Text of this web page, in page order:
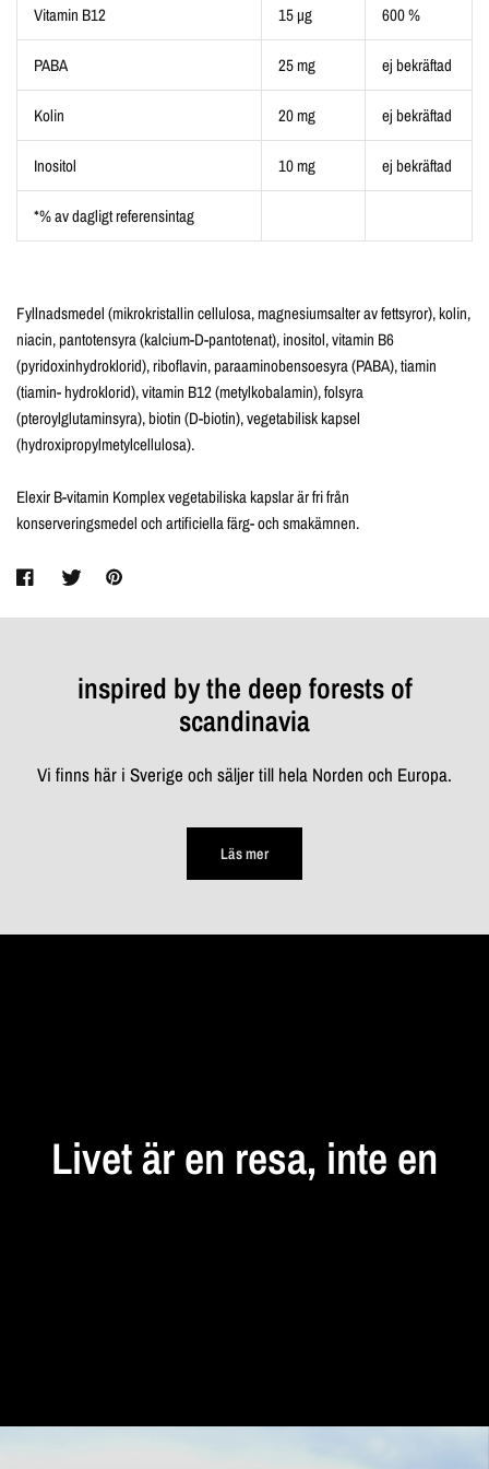
Vitamin B12 15 µg 600 %
PABA 25 mg ej bekräftad
Kolin 20 mg ej bekräftad
Inositol 10 mg ej bekräftad
*% av dagligt referensintag
Fyllnadsmedel (mikrokristallin cellulosa, magnesiumsalter av fettsyror), kolin,
niacin, pantotensyra (kalcium-D-pantotenat), inositol, vitamin B6
(pyridoxinhydroklorid), riboflavin, paraaminobensoesyra (PABA), tiamin
(tiamin- hydroklorid), vitamin B12 (metylkobalamin), folsyra
(pteroylglutaminsyra), biotin (D-biotin), vegetabilisk kapsel
(hydroxipropylmetylcellulosa).
Elexir B-vitamin Komplex vegetabiliska kapslar är fri från
konserveringsmedel och artificiella färg- och smakämnen.
inspired by the deep forests of
scandinavia
Vi finns här i Sverige och säljer till hela Norden och Europa.
Läs mer
Livetären resa, inte en